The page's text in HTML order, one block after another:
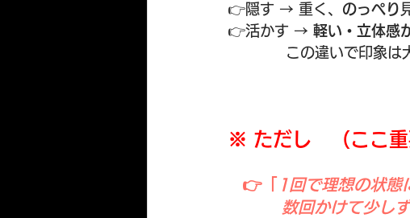
👉隠す → 重く、 のっぺり
👉活かす → 軽い・立体感
この違いで印象は大
※ ただし　（ここ重
👉「
1回で理想の状態
数回かけて少しずつ